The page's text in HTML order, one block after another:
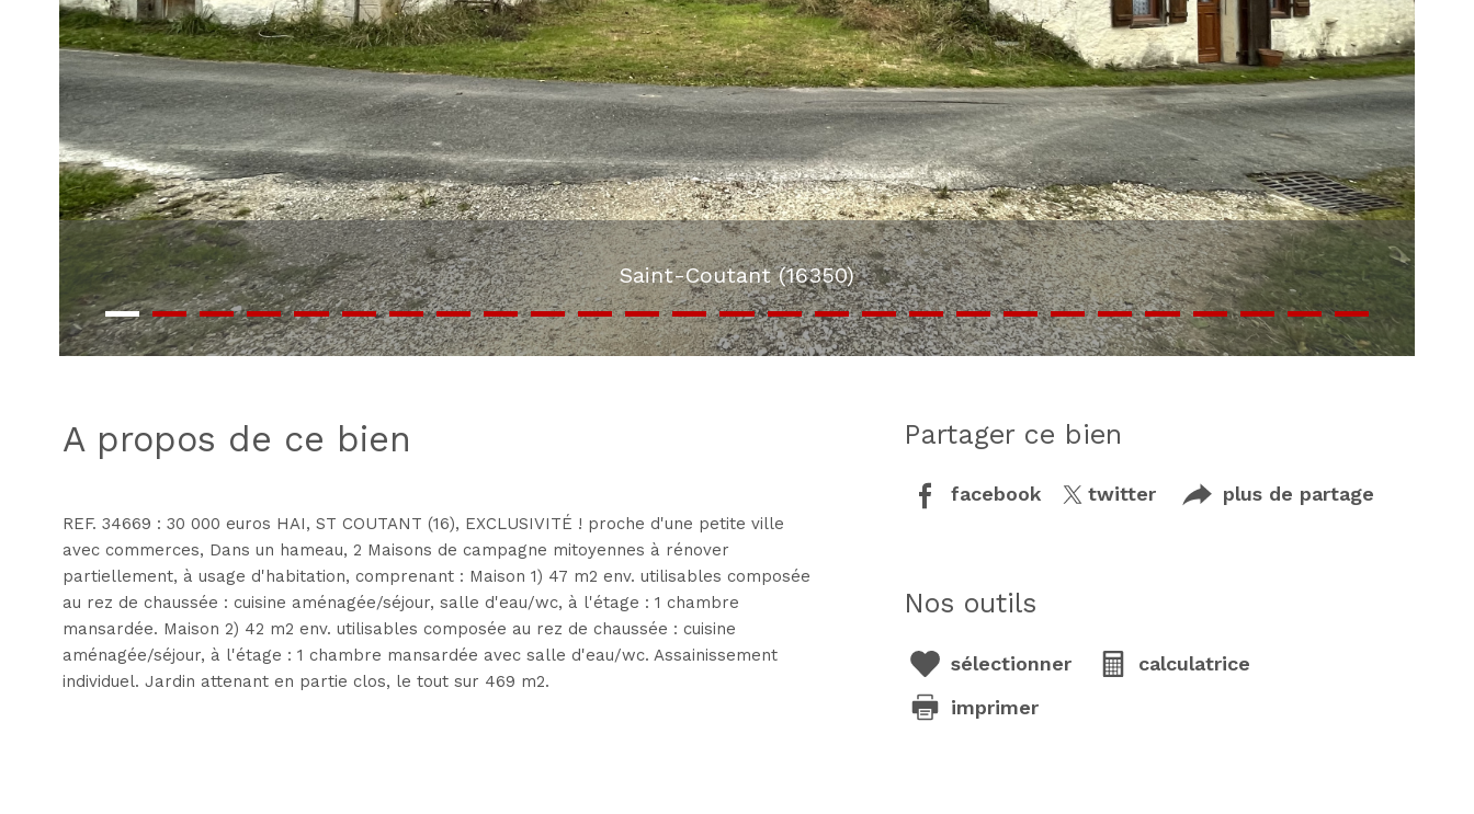
Saint-Coutant (16350)
a propos de ce bien
REF. 34669 : 30 000 euros HAI, ST COUTANT (16), EXCLUSIVITÉ ! proche d'une petite ville
avec commerces, Dans un hameau, 2 Maisons de campagne mitoyennes à rénover
partiellement, à usage d'habitation, comprenant : Maison 1) 47 m2 env. utilisables composée
au rez de chaussée : cuisine aménagée/séjour, salle d'eau/wc, à l'étage : 1 chambre
mansardée. Maison 2) 42 m2 env. utilisables composée au rez de chaussée : cuisine
aménagée/séjour, à l'étage : 1 chambre mansardée avec salle d'eau/wc. Assainissement
individuel. Jardin attenant en partie clos, le tout sur 469 m2.
partager ce bien
facebook twitter plus de partage
nos outils
sélectionner
calculatrice
imprimer